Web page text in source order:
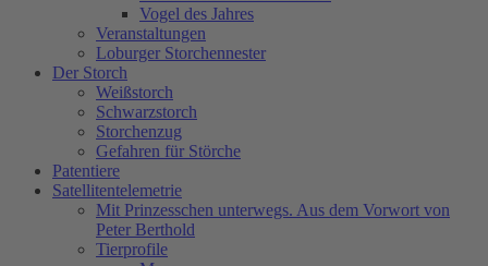
Vogel des Jahres
Veranstaltungen
Loburger Storchennester
Der Storch
Weißstorch
Schwarzstorch
Storchenzug
Gefahren für Störche
Patentiere
Satellitentelemetrie
Mit Prinzesschen unterwegs. Aus dem Vorwort von
Peter Berthold
Tierprofile